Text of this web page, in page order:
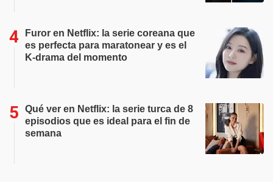
Furor en Netflix: la serie coreana que
es perfecta para maratonear y es el
K-drama del momento
Qué ver en Netflix: la serie turca de 8
episodios que es ideal para el fin de
semana